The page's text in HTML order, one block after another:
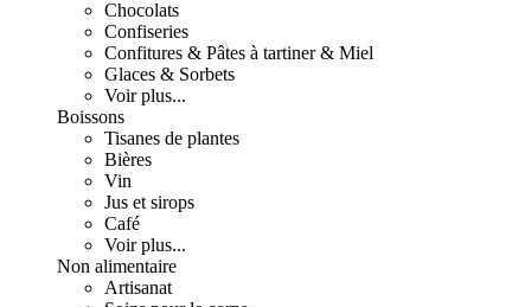
Chocolats
Confiseries
Confitures & Pâtes à tartiner & Miel
Glaces & Sorbets
Voir plus...
Boissons
Tisanes de plantes
Bières
Vin
Jus et sirops
Café
Voir plus...
Non alimentaire
Artisanat